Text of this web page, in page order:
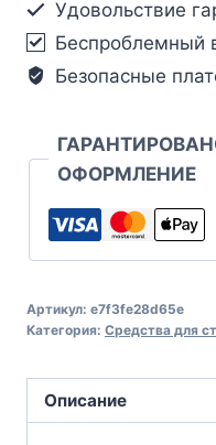
Удовольствие
Беспроблемный
Безопасные
ОФОРМЛЕНИЕ
Артикул: e7f3fe28d65e
Категория: Средства для
Описание